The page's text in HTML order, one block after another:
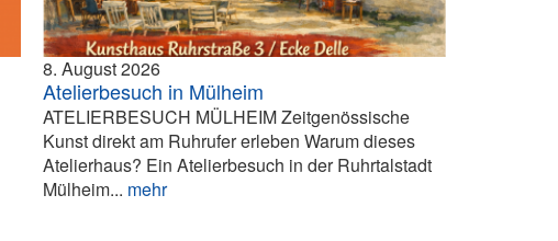
8. August 2026
Atelierbesuch in Mülheim
ATELIERBESUCH MÜLHEIM Zeitgenössische
Kunst direkt am Ruhrufer erleben Warum dieses
Atelierhaus? Ein Atelierbesuch in der Ruhrtalstadt
Mülheim... mehr